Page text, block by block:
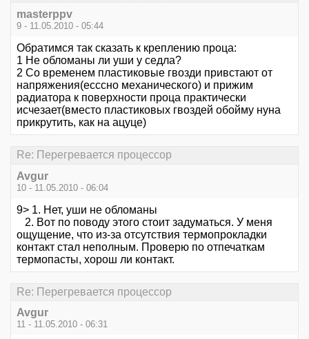
masterppv
9 - 11.05.2010 - 05:44
Обратимся так сказать к креплению проца:
1 Не обломаны ли уши у седла?
2 Со временем пластиковые гвозди привстают от
напряжения(есссно механического) и прижим
радиатора к поверхности проца практически
исчезает(вместо пластиковых гвоздей обойму нуна
прикрутить, как на ацуце)
Re: Перегревается процессор
Avgur
10 - 11.05.2010 - 06:04
9> 1. Нет, уши не обломаны
2. Вот по поводу этого стоит задуматься. У меня
ощущение, что из-за отсутствия термопрокладки
контакт стал неполным. Проверю по отпечаткам
термопасты, хорош ли контакт.
Re: Перегревается процессор
Avgur
11 - 11.05.2010 - 06:31